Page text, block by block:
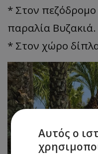
* Στον
παραλία Βυζακιά.
* Στον χώρο
Αυτός ο